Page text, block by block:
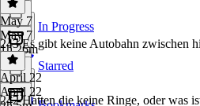
In Progress
Starred
May 7
May 7
1h 26m
243 Es gibt keine Autobahn zwischen
April 22
April 22
242 Hatten die keine Ringe, oder was